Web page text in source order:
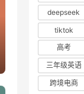
deepseek
tiktok
高考
三年级英语
跨境电商